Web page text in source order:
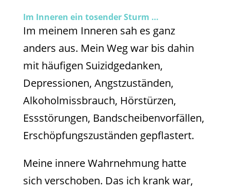
Im Inneren ein tosender Sturm …
Im meinem Inneren sah es ganz
anders aus. Mein Weg war bis dahin
mit häufigen Suizidgedanken,
Depressionen, Angstzuständen,
Alkoholmissbrauch, Hörstürzen,
Essstörungen, Bandscheibenvorfällen,
Erschöpfungszuständen gepflastert.
Meine innere Wahrnehmung hatte
sich verschoben. Das ich krank war,